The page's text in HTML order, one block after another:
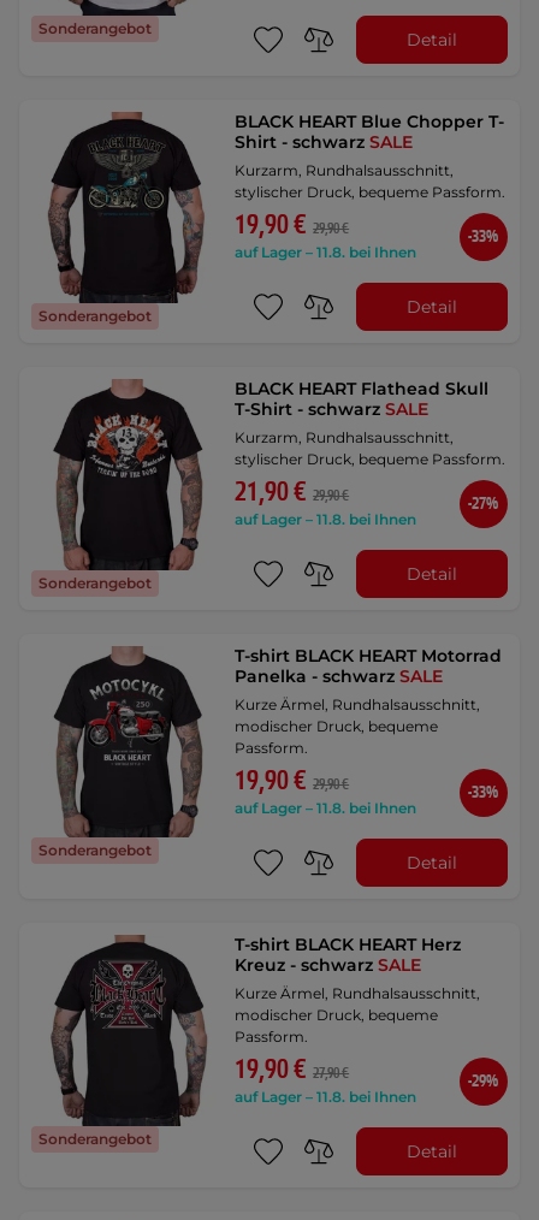
Sonderangebot Detail
Sonderangebot
BLACK HEART Blue Chopper T-
Shirt - schwarzSALE
Kurzarm, Rundhalsausschnitt,
stylischer Druck, bequeme Passform.
19,90 € 29,90 €
auf Lager – 11.8. bei Ihnen
-33%
Detail
Sonderangebot
BLACK HEART Flathead Skull
T-Shirt - schwarzSALE
Kurzarm, Rundhalsausschnitt,
stylischer Druck, bequeme Passform.
21,90 € 29,90 €
auf Lager – 11.8. bei Ihnen
-27%
Detail
Sonderangebot
T-shirt BLACK HEART Motorrad
Panelka - schwarzSALE
Kurze Ärmel, Rundhalsausschnitt,
modischer Druck, bequeme
Passform.
19,90 € 29,90 €
auf Lager – 11.8. bei Ihnen
-33%
Detail
Sonderangebot
T-shirt BLACK HEART Herz
Kreuz - schwarzSALE
Kurze Ärmel, Rundhalsausschnitt,
modischer Druck, bequeme
Passform.
19,90 € 27,90 €
auf Lager – 11.8. bei Ihnen
-29%
Detail